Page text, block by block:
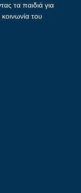
τα παιδιά για
του